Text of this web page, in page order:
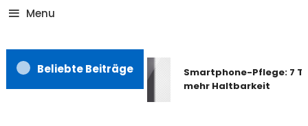
Menu
Beliebte Beiträge
Smartphone-Pflege: 7
mehr Haltbarkeit